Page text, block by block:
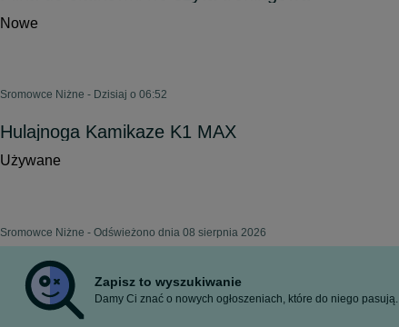
Nowe
Sromowce Niżne - Dzisiaj o 06:52
Hulajnoga Kamikaze K1 MAX
Używane
Sromowce Niżne - Odświeżono dnia 08 sierpnia 2026
Zapisz to wyszukiwanie
Damy Ci znać o nowych ogłoszeniach, które do niego pasują.